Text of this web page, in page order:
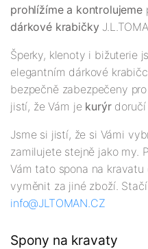
prohlížíme a kontrolujeme
dárkové krabičky
Šperky, klenoty i bižuterie
elegantním dárkové
bezpečně zabezpečeny
jistí, že Vám je kurýrdoručí
Jsme si jistí, že si Vámi
zamilujete stejně jako my.
Vám tato spona na
vyměnit za jiné zboží.
info@JLTOMAN.CZ
Spony na kravaty